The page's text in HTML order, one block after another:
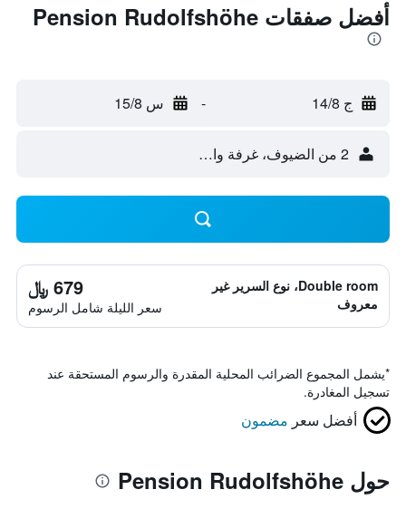
أفضل صفقات Pension Rudolfshöhe
ج 14/8 - س 15/8
2 من الضيوف، غرفة واحدة
Double room، نوع السرير غير
معروف
679 ﷼
سعر الليلة شامل الرسوم
*يشمل المجموع الضرائب المحلية المقدرة والرسوم المستحقة عند
تسجيل المغادرة.
أفضل سعر مضمون
حول Pension Rudolfshöhe